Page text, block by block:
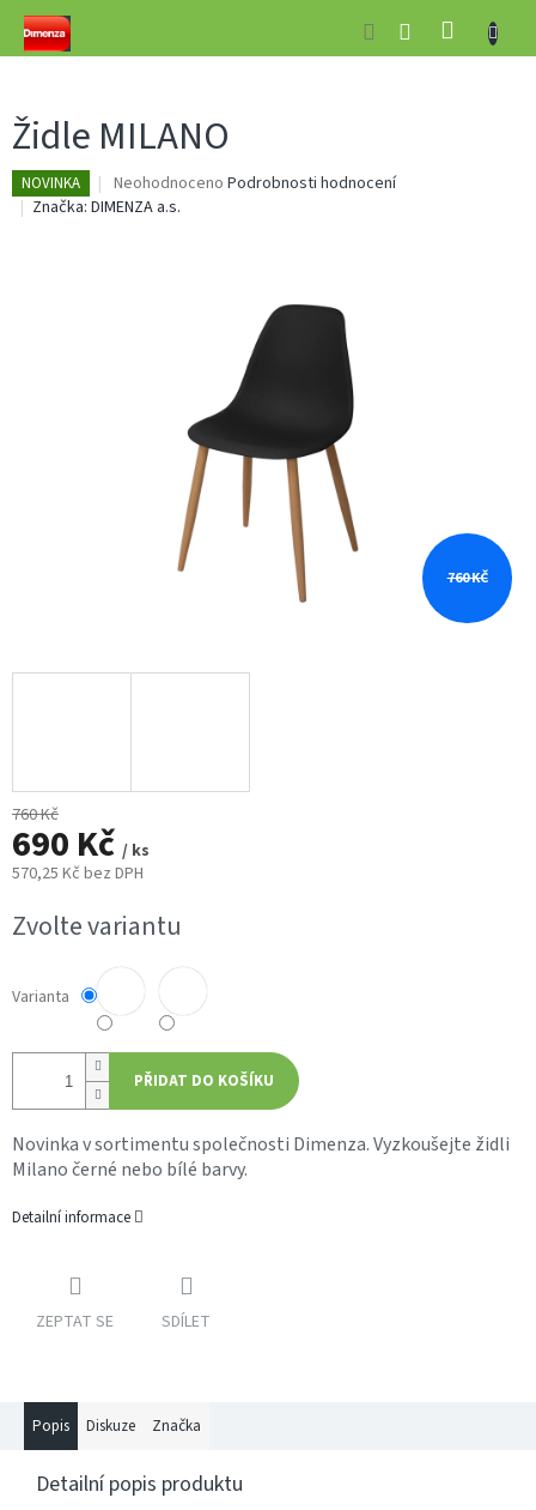
Přejít
obsah
KOŠÍK
Židle MILANO
NOVINKA
Průměrné
hodnocení
Neohodnoceno Podrobnosti hodnocení
Značka: DIMENZA a.s.
760 KČ
760 Kč
690 Kč / ks
570,25 Kč bez DPH
cena:
Zvolte variantu
Varianta
PŘIDAT DO KOŠÍKU
Novinka v sortimentu společnosti Dimenza. Vyzkoušejte židli
Milano černé nebo bílé barvy.
Detailní informace
ZEPTAT SE SDÍLET
Popis Diskuze Značka
Detailní popis produktu